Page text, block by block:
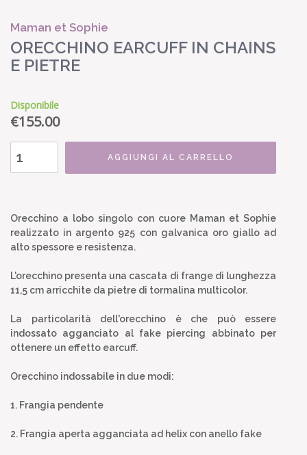
Maman et Sophie
ORECCHINO EARCUFF IN CHAINS
E PIETRE
Disponibile
€155.00
AGGIUNGI AL CARRELLO
Orecchino a lobo singolo con cuore Maman et Sophie
realizzato in argento 925 con galvanica oro giallo ad
alto spessore e resistenza.
L'orecchino presenta una cascata di frange di lunghezza
11,5 cm arricchite da pietre di tormalina multicolor.
La particolarità dell'orecchino è che può essere
indossato agganciato al fake piercing abbinato per
ottenere un effetto earcuff.
Orecchino indossabile in due modi:
1. Frangia pendente
2. Frangia aperta agganciata ad helix con anello fake